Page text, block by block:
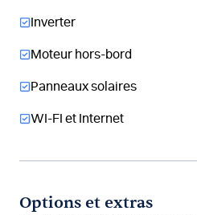
Inverter
Moteur hors-bord
Panneaux solaires
WI-FI et Internet
Options et extras